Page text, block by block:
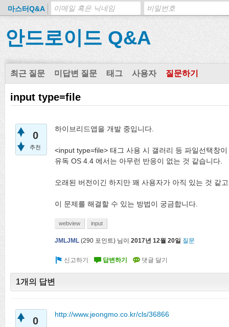
마스터Q&A
안드로이드 Q&A
최근 질문 미답변 질문 태그 사용자 질문하기
input type=file
0
추천
하이브리드앱을 개발 중입니다.
<input type=file> 태그 사용 시 갤러리 등 파일선택창
유독 OS 4.4 에서는 아무런 반응이 없는 것 같습니다.
오래된 버전이긴 하지만 꽤 사용자가 아직 있는 것 같
이 문제를 해결할 수 있는 방법이 궁금합니다.
webview input
JMLJML (290 포인트) 님이 2017년 12월 20일 질문
1개의 답변
0
http://www.jeongmo.co.kr/cls/36866